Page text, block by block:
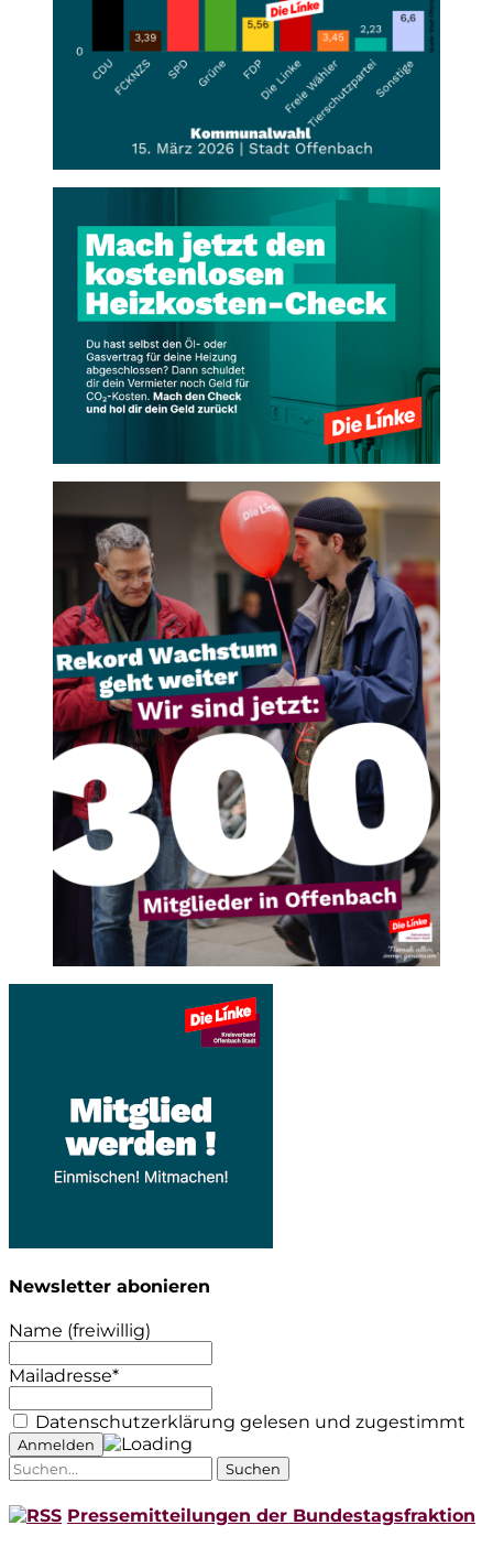
Newsletter abonieren
Name (freiwillig)
Mailadresse*
Datenschutzerklärung gelesen und zugestimmt
Suche
nach:
Pressemitteilungen der Bundestagsfraktion